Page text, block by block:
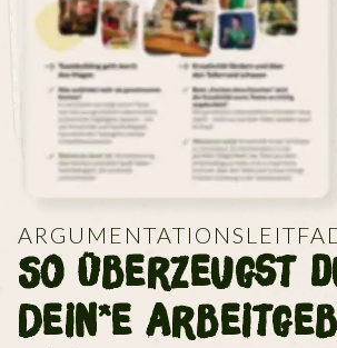
So Überzeugst
Dein*e